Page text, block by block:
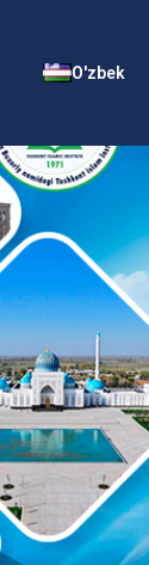
O'zbek